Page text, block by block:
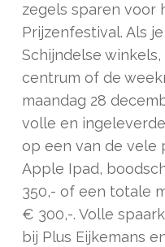
zegels sparen voor
Prijzenfestival. Als
Schijndelse
centrum of de
maandag 28
volle en
op een van de vele
Apple Ipad,
350,- of een totale
€ 300,-. Volle
bij Plus Eijkemans